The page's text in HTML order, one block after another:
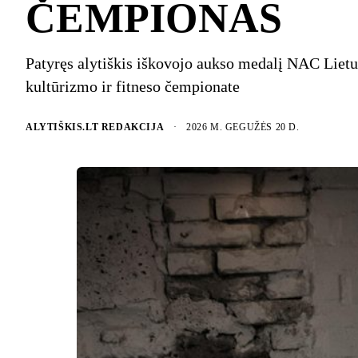
ČEMPIONAS
Patyręs alytiškis iškovojo aukso medalį NAC
kultūrizmo ir fitneso čempionate
ALYTIŠKIS.LT REDAKCIJA · 2026 M. GEGUŽĖS 20 D.